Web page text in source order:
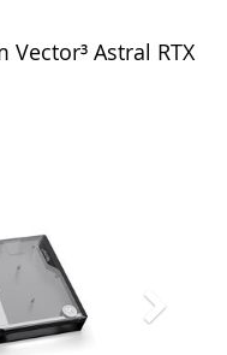
Vector³ Astral RTX